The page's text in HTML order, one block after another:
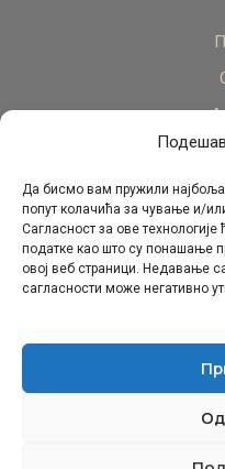
Да бисмо вам пружили најбоља
попут колачића за чување и/
Сагласност за ове
податке као што су понашање
овој веб страници. Недавање
сагласности може негативно
© Републички